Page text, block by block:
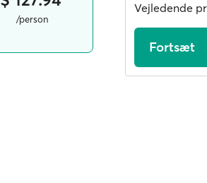
/person
Vejledende
Fortsæt